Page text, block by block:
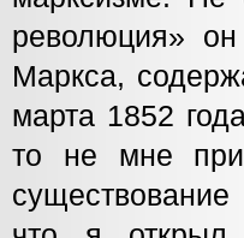
революция» он
Маркса,
марта 1852
то не мне